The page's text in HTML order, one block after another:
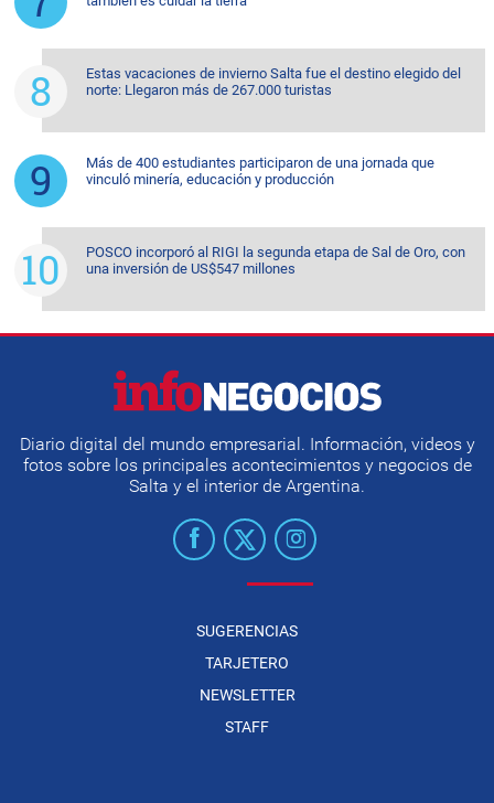
Estas vacaciones de invierno Salta fue el destino elegido del
norte: Llegaron más de 267.000 turistas
Más de 400 estudiantes participaron de una jornada que
vinculó minería, educación y producción
POSCO incorporó al RIGI la segunda etapa de Sal de Oro, con
una inversión de US$547 millones
Diario digital del mundo empresarial. Información, videos y
fotos sobre los principales acontecimientos y negocios de
Salta y el interior de Argentina.
SUGERENCIAS
TARJETERO
NEWSLETTER
STAFF